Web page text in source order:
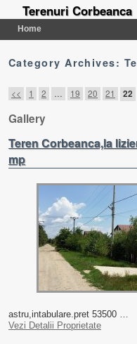
Terenuri Corbeanca
Home
Category Archives:
Post navigation
<< 1 2 … 19 20 21 22
Gallery
Teren Corbeanca,la
mp
astru,intabulare.pret 53500 …
Vezi Detalii Proprietate